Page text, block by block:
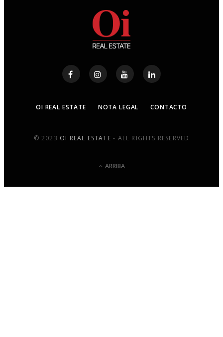
OI REAL ESTATE NOTA LEGAL CONTACTO
© 2023 OI REAL ESTATE - ALL RIGHTS RESERVED
ARRIBA